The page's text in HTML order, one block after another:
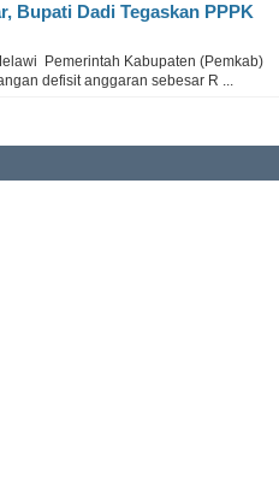
Bupati Dadi Tegaskan PPPK
Pemerintah Kabupaten (Pemkab)
defisit anggaran sebesar R ...